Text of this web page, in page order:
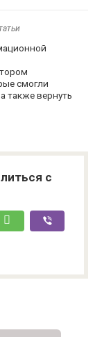
смогли
также вернуть
с